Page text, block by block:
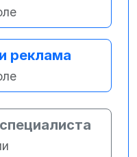
реклама